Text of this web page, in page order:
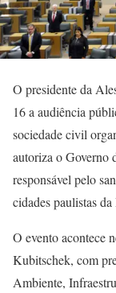
O presidente da
16 a audiência
sociedade civil
autoriza o Governo
responsável pelo
cidades paulistas
O evento acontece
Kubitschek, com
Ambiente,